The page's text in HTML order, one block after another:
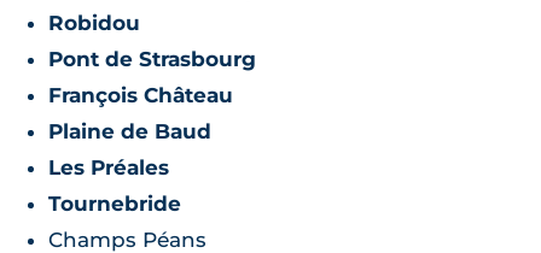
Robidou
Pont de Strasbourg
François Château
Plaine de Baud
Les Préales
Tournebride
Champs Péans